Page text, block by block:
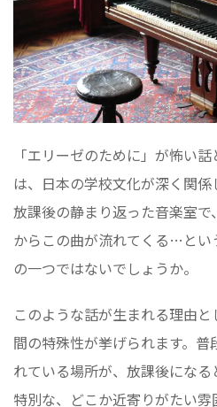
「エリーゼのために」が怖い
は、日本の学校文化が深く関係
放課後の静まり返った音楽室で
からこの曲が流れてくる…とい
の一つではないでしょうか。
このような話が生まれる理由
間の特殊性が挙げられます。
れている場所が、放課後になる
特別な、どこか近寄りがたい